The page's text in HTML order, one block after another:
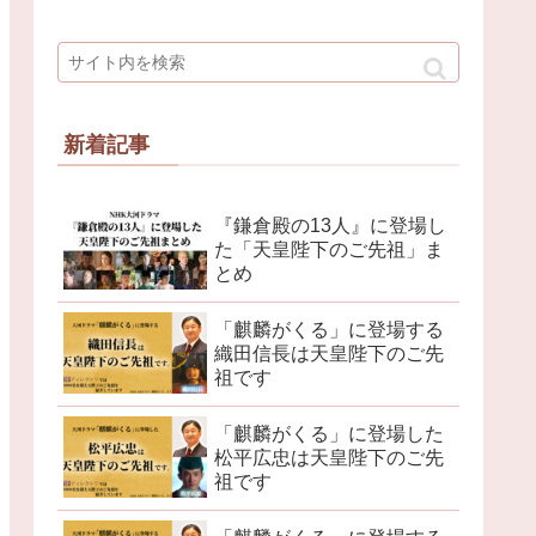
新着記事
『鎌倉殿の13人』に登場し
た「天皇陛下のご先祖」ま
とめ
「麒麟がくる」に登場する
織田信長は天皇陛下のご先
祖です
「麒麟がくる」に登場した
松平広忠は天皇陛下のご先
祖です